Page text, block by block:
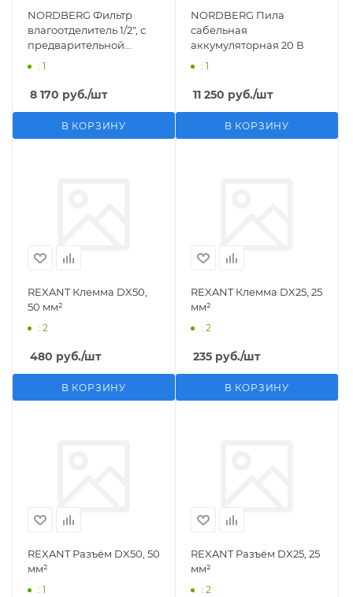
NORDBERG Фильтр
влагоотделитель 1/2", с
предварительной
фильтрацией
: 1
8 170 руб./шт
В КОРЗИНУ
NORDBERG Пила
сабельная
аккумуляторная 20 В
: 1
11 250 руб./шт
В КОРЗИНУ
REXANT Клемма DX50,
50 мм²
: 2
480 руб./шт
В КОРЗИНУ
REXANT Клемма DX25, 25
мм²
: 2
235 руб./шт
В КОРЗИНУ
REXANT Разъём DX50, 50
мм²
: 1
REXANT Разъём DX25, 25
мм²
: 2